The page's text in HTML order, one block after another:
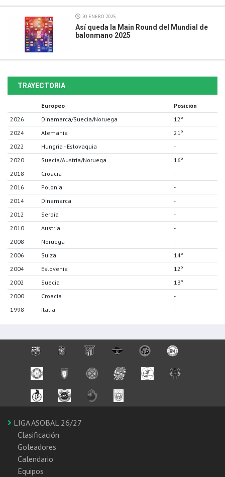
20 ENERO 2025
Así queda la Main Round del Mundial de
balonmano 2025
TRAYECTORIA
Europeo
Posición
2026
Dinamarca/Suecia/Noruega
12º
2024
Alemania
21º
2022
Hungria - Eslovaquia
-
2020
Suecia/Austria/Noruega
16º
2018
Croacia
-
2016
Polonia
-
2014
Dinamarca
-
2012
Serbia
-
2010
Austria
-
2008
Noruega
-
2006
Suiza
14º
2004
Eslovenia
12º
2002
Suecia
13º
2000
Croacia
-
1998
Italia -
LIGA ASOBAL 26/27
Clasificación
Goleadores
Calendario
Equipos